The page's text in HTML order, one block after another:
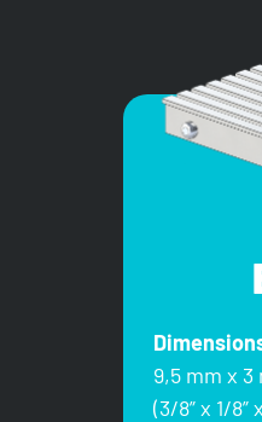
9,5 mm x 3
(3/8” x 1/8”